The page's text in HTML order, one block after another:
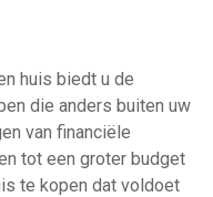
huis biedt u de
die anders buiten uw
van financiële
tot een groter budget
te kopen dat voldoet